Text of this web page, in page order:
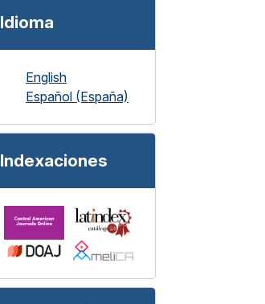
Idioma
English
Español (España)
Indexaciones